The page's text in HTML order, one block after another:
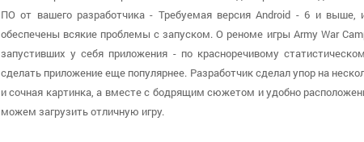
ПО от вашего разработчика - Требуемая версия Android - 6 и
обеспечены всякие проблемы с запуском. О реноме игры Army War
запустивших у себя приложения - по красноречивому
сделать приложение еще популярнее. Разработчик сделал упор на
и сочная картинка, а вместе с бодрящим сюжетом и удобно
можем загрузить отличную игру.